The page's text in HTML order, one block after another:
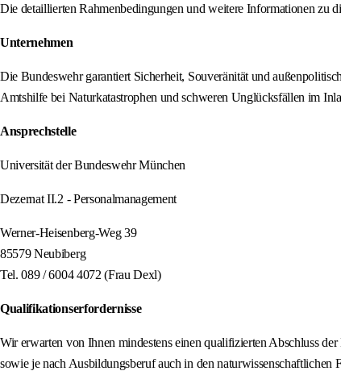
Die detaillierten Rahmenbedingungen und weitere Informationen zu
Unternehmen
Die Bundeswehr garantiert Sicherheit, Souveränität und
Amtshilfe bei Naturkatastrophen und schweren Unglücksfällen im
Ansprechstelle
Universität der Bundeswehr München
Dezernat II.2 - Personalmanagement
Werner-Heisenberg-Weg 39
85579 Neubiberg
Tel. 089 / 6004 4072 (Frau Dexl)
Qualifikationserfordernisse
Wir erwarten von Ihnen mindestens einen qualifizierten Abschluss
sowie je nach Ausbildungsberuf auch in den